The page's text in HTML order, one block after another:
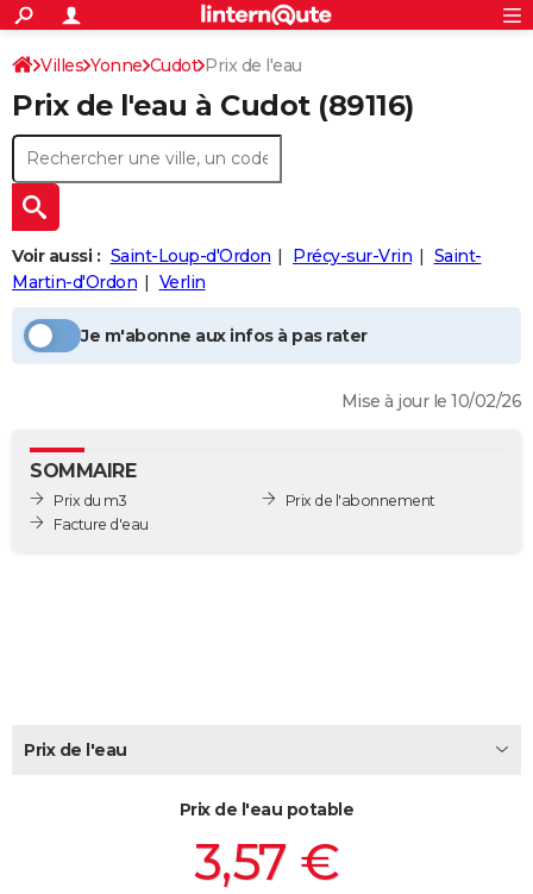
ACTUALITÉS
Politique
Société
Faits Divers
Education
Monde
Villes
+
SPORT
Coupe du monde 2026
Football
Tennis
Cyclisme
Rugby
Forum
Programme TV
TNTStreaming
Cinéma
Sorties cinéma
Musique
Retraite
Impôts
Epargne
Immobilier
Risques naturels par ville
Banque
Assurance
Crédit
AUTO
Essais
Réserver un essai
Citadines
Berlines
SUV
Forum auto
+
Mobiles
Meilleur smartphone
Internet
Ordinateurs
Jeux vidéo
Guide high-tech
+BRICOLAGE
Forum
Aménagement intérieur
Extérieur
Cuisine
Salle de bains
Jardinage
Rangement
+WEEK-END
Art de vivre
Bien-être
Loisirs
Mode
Modes de vie
SANTE
Alimentation
Guide de la santé
Maladies
Médicaments
Sommeil
VOYAGE
Carte de Noël
Carte Bonne année
Carte Saint-Valentin
Carte Pâques
Carte d'anniversaire
DICTIONNAIRE
S'inscrire
Connexion
Villes Yonne Cudot Prix de l'eau
Prix de l'eau à Cudot(89116)
Voir aussi : Saint-Loup-d'Ordon Précy-sur-Vrin
Saint-
Martin-d'Ordon
Verlin
Je m'abonne aux infos à pas rater
Mise à jour le 10/02/26
SOMMAIRE
Prix du m3
Facture d'eau
Prix de l'abonnement
Prix de l'eau
Prix de l'eau potable
3,57 €